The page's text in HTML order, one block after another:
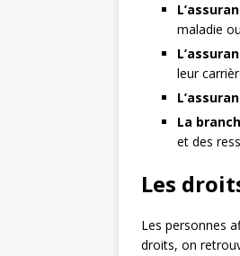
maladie
leur
La
et des
Les
Les personnes
droits, on